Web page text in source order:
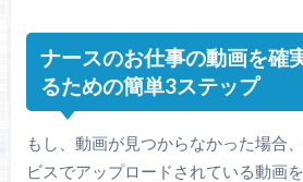
ナースのお仕事の動画を確
るための簡単3ステップ
もし、動画が見つからなかった場合
ビスでアップロードされている動画